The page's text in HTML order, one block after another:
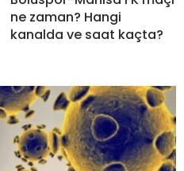
ne zaman? Hangi
kanalda ve saat kaçta?